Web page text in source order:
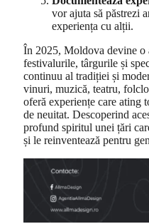
vor ajuta să păstrezi
experiența cu alții.
În 2025, Moldova devine o
festivalurile, târgurile și
continuu al tradiției și
vinuri, muzică, teatru,
oferă experiențe care ating
de neuitat. Descoperind
profund spiritul unei țări
și le reinventează pentru